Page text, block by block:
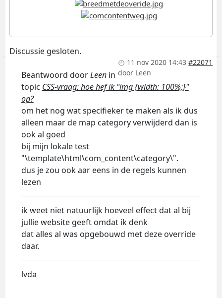
Discussie gesloten.
11 nov 2020 14:43 #22071
door Leen
Beantwoord doorLeenin
topic CSS-vraag: hoe hef ik "img {width: 100%;}"
op?
om het nog wat specifieker te maken als ik dus
alleen maar de map category verwijderd dan is
ook al goed
bij mijn lokale test
"\template\html\com_content\category\".
dus je zou ook aar eens in de regels kunnen
lezen
ik weet niet natuurlijk hoeveel effect dat al bij
jullie website geeft omdat ik denk
dat alles al was opgebouwd met deze override
daar.
lvda